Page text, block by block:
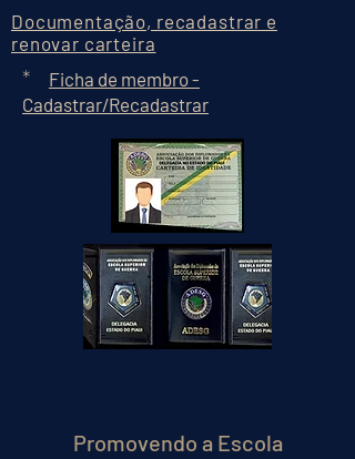
Documentação, recadastrar e
renovar carteira
*
Ficha de membro -
Cadastrar/Recadastrar
Promovendo a Escola